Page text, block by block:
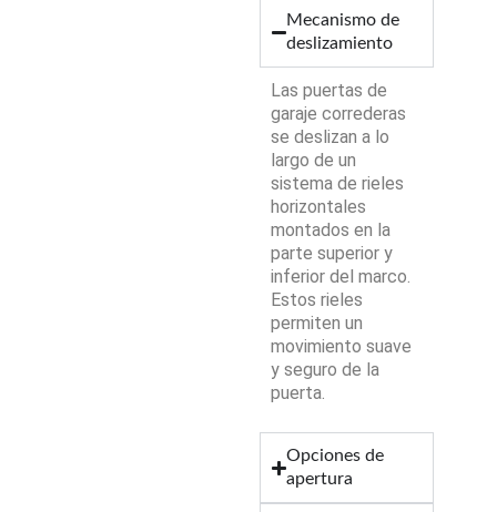
Mecanismo de
deslizamiento
Las puertas de
garaje correderas
se deslizan a lo
largo de un
sistema de rieles
horizontales
montados en la
parte superior y
inferior del marco.
Estos rieles
permiten un
movimiento suave
y seguro de la
puerta.
Opciones de
apertura